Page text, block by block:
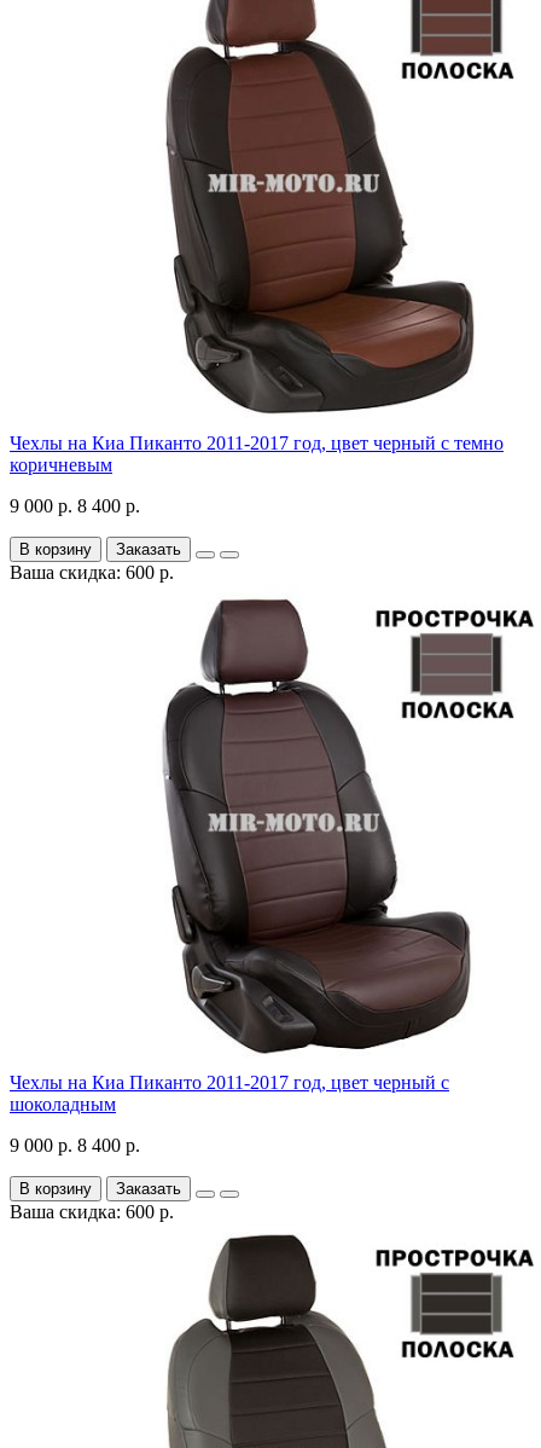
Чехлы на Киа Пиканто 2011-2017 год, цвет черный с темно
коричневым
9 000 р. 8 400 р.
В корзину Заказать
Ваша скидка: 600 р.
Чехлы на Киа Пиканто 2011-2017 год, цвет черный с
шоколадным
9 000 р. 8 400 р.
В корзину Заказать
Ваша скидка: 600 р.